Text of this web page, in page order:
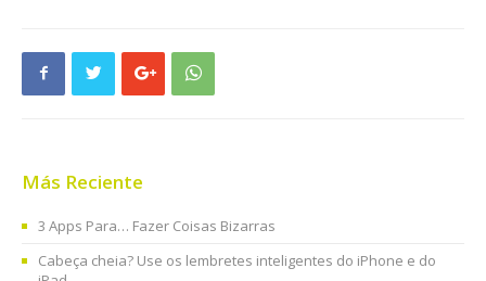
Más Reciente
3 Apps Para… Fazer Coisas Bizarras
Cabeça cheia? Use os lembretes inteligentes do iPhone e do